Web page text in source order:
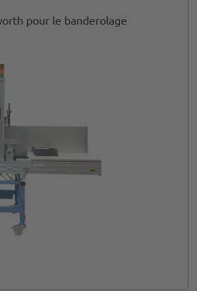
pour le banderolage